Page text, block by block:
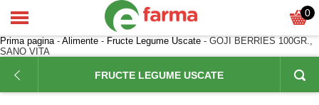
0
Prima pagina- Alimente - Fructe Legume Uscate - GOJI BERRIES 100GR.,
SANO VITA
FRUCTE LEGUME USCATE